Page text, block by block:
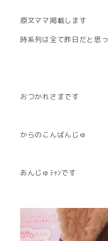
原文ママ掲載します
時系列は全て昨日だと思
おつかれさまです
からのこんばんじゅ
あんじゅﾃｬﾝです